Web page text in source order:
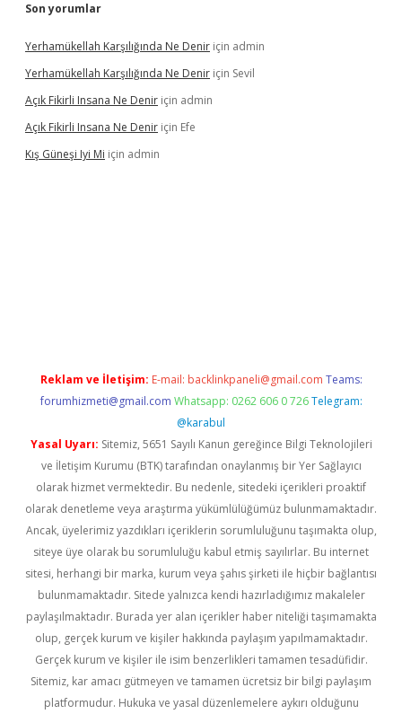
Son yorumlar
Yerhamükellah Karşılığında Ne Denir için admin
Yerhamükellah Karşılığında Ne Denir için Sevil
Açık Fikirli Insana Ne Denir için admin
Açık Fikirli Insana Ne Denir için Efe
Kış Güneşi Iyi Mi için admin
Reklam ve İletişim: E-mail: backlinkpaneli@gmail.com Teams:
forumhizmeti@gmail.com Whatsapp: 0262 606 0 726 Telegram:
@karabul
Yasal Uyarı: Sitemiz, 5651 Sayılı Kanun gereğince Bilgi Teknolojileri
ve İletişim Kurumu (BTK) tarafından onaylanmış bir Yer Sağlayıcı
olarak hizmet vermektedir. Bu nedenle, sitedeki içerikleri proaktif
olarak denetleme veya araştırma yükümlülüğümüz bulunmamaktadır.
Ancak, üyelerimiz yazdıkları içeriklerin sorumluluğunu taşımakta olup,
siteye üye olarak bu sorumluluğu kabul etmiş sayılırlar. Bu internet
sitesi, herhangi bir marka, kurum veya şahıs şirketi ile hiçbir bağlantısı
bulunmamaktadır. Sitede yalnızca kendi hazırladığımız makaleler
paylaşılmaktadır. Burada yer alan içerikler haber niteliği taşımamakta
olup, gerçek kurum ve kişiler hakkında paylaşım yapılmamaktadır.
Gerçek kurum ve kişiler ile isim benzerlikleri tamamen tesadüfidir.
Sitemiz, kar amacı gütmeyen ve tamamen ücretsiz bir bilgi paylaşım
platformudur. Hukuka ve yasal düzenlemelere aykırı olduğunu